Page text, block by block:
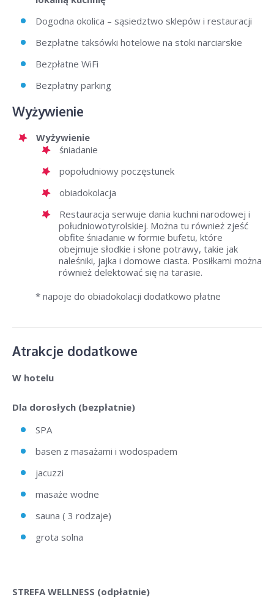
Dogodna okolica – sąsiedztwo sklepów i restauracji
Bezpłatne taksówki hotelowe na stoki narciarskie
Bezpłatne WiFi
Bezpłatny parking
Wyżywienie
Wyżywienie
śniadanie
popołudniowy poczęstunek
obiadokolacja
Restauracja serwuje dania kuchni narodowej i
południowotyrolskiej. Można tu również zjeść
obfite śniadanie w formie bufetu, które
obejmuje słodkie i słone potrawy, takie jak
naleśniki, jajka i domowe ciasta. Posiłkami można
również delektować się na tarasie.
* napoje do obiadokolacji dodatkowo płatne
Atrakcje dodatkowe
W hotelu
Dla dorosłych (bezpłatnie)
SPA
basen z masażami i wodospadem
jacuzzi
masaże wodne
sauna ( 3 rodzaje)
grota solna
STREFA WELLNESS (odpłatnie)